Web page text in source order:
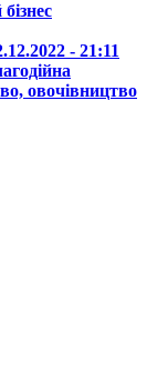
- 21:11
овочівництво